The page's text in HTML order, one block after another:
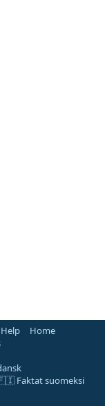
Help
Home
Faktat suomeksi